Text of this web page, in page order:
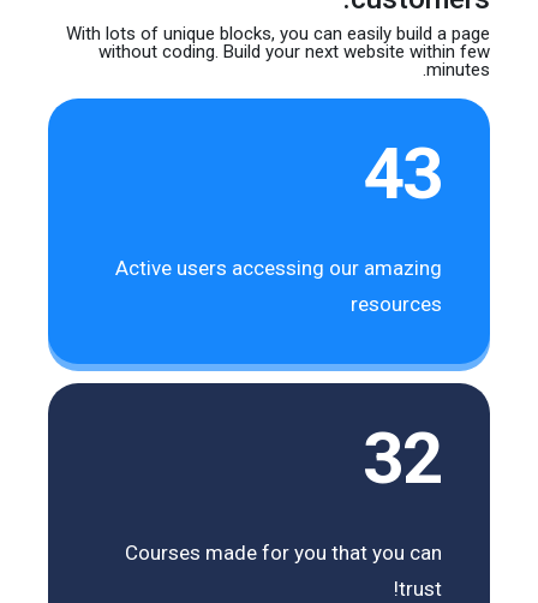
With lots of unique blocks, you can easily build a page
without coding. Build your next website within few
minutes.
43
Active users accessing our amazing
resources
32
Courses made for you that you can
trust!